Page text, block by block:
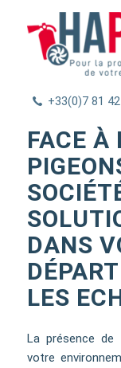
+33(0)7 81
FACE À
DANS
LES
La présence
votre